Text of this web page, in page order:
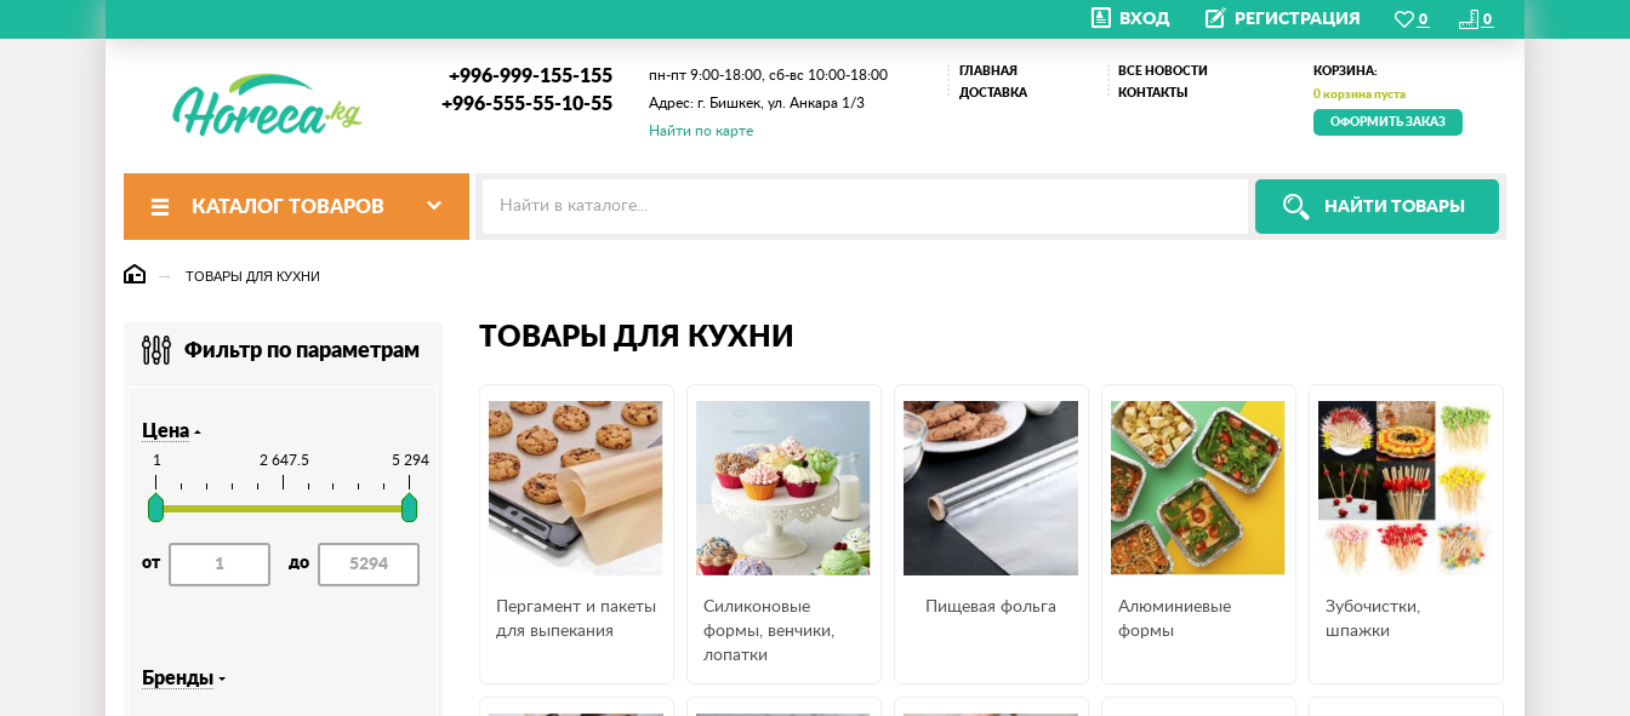
ВХОД РЕГИСТРАЦИЯ
+996-999-155-155
+996-555-55-10-55
пн-пт 9:00-18:00, сб-вс 10:00-18:00
Адрес: г. Бишкек, ул. Анкара 1/3
Найти по карте
ГЛАВНАЯ
ВСЕ НОВОСТИ
ДОСТАВКА
КОНТАКТЫ
КОРЗИНА:
0 корзина пуста
ОФОРМИТЬ ЗАКАЗ
КАТАЛОГ ТОВАРОВ НАЙТИ ТОВАРЫ
ТОВАРЫ ДЛЯ КУХНИ
Фильтр по параметрам
Цена
1 2 647.5 5 294
от до
Бренды
ТОВАРЫ ДЛЯ КУХНИ
Пергамент и пакеты
для выпекания
Силиконовые
формы, венчики,
лопатки
Пищевая фольга
Алюминиевые
формы
Зубочистки,
шпажки